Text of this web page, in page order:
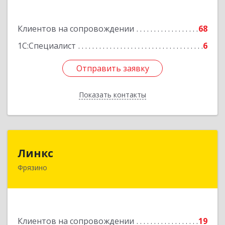
Клиентов на сопровождении
68
1С:Специалист
6
Отправить заявку
Показать контакты
Отправить заявку
Назад
Линкс
Фрязино
Клиентов на сопровождении
19
141190, Московская обл, Фрязино г, Заводской